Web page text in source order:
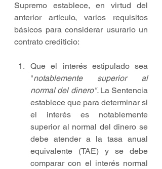
Supremo establece, en virtud del
anterior artículo, varios requisitos
básicos para considerar usurario un
contrato crediticio:
Que el interés estipulado sea
"notablemente superior al
normal del dinero". La Sentencia
establece que para determinar si
el interés es notablemente
superior al normal del dinero se
debe atender a la tasa anual
equivalente (TAE) y se debe
comparar con el interés normal